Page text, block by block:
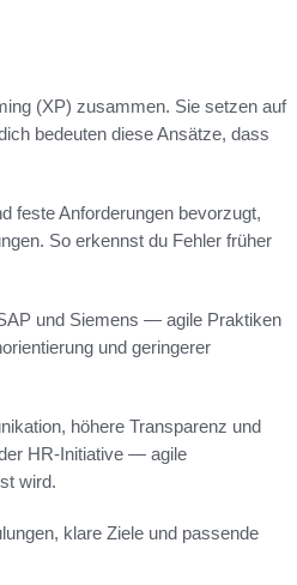
(XP) zusammen. Sie setzen auf
bedeuten diese Ansätze, dass
feste Anforderungen bevorzugt,
So erkennst du Fehler früher
und Siemens — agile Praktiken
und geringerer
höhere Transparenz und
HR‑Initiative — agile
wird.
klare Ziele und passende